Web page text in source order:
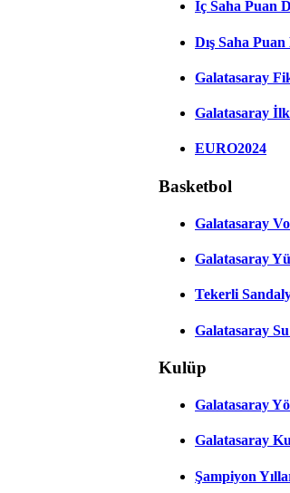
İç Saha Puan
Dış Saha
Galatasaray
Galatasaray
EURO2024
Basketbol
Galatasaray
Galatasaray
Tekerli
Galatasaray
Kulüp
Galatasaray
Galatasaray
Şampiyon